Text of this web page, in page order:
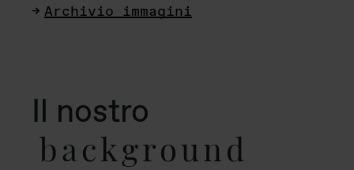
Archivio immagini
Il nostro
background